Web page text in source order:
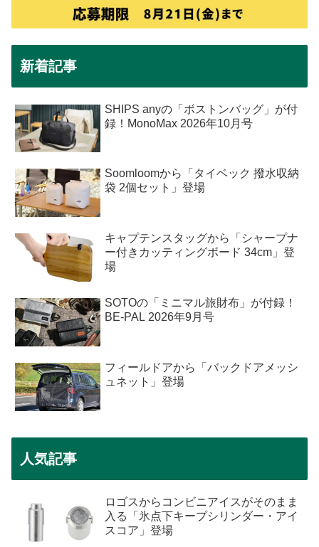
新着記事
SHIPS anyの「ボストンバッグ」が付
録！MonoMax 2026年10月号
Soomloomから「タイベック 撥水収納
袋 2個セット」登場
キャプテンスタッグから「シャープナ
ー付きカッティングボード 34cm」登
場
SOTOの「ミニマル旅財布」が付録！
BE-PAL 2026年9月号
フィールドアから「バックドアメッシ
ュネット」登場
人気記事
ロゴスからコンビニアイスがそのまま
入る「氷点下キープシリンダー・アイ
スコア」登場